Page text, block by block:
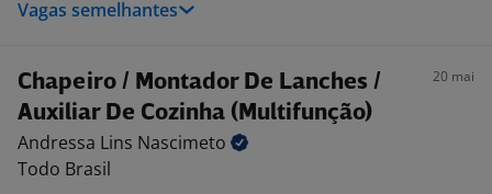
Vagas semelhantes
Chapeiro / Montador De Lanches /
Auxiliar De Cozinha (Multifunção)
20 mai
Andressa Lins Nascimeto
Todo Brasil